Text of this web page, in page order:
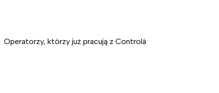
Operatorzy, którzy już pracują z Controlá